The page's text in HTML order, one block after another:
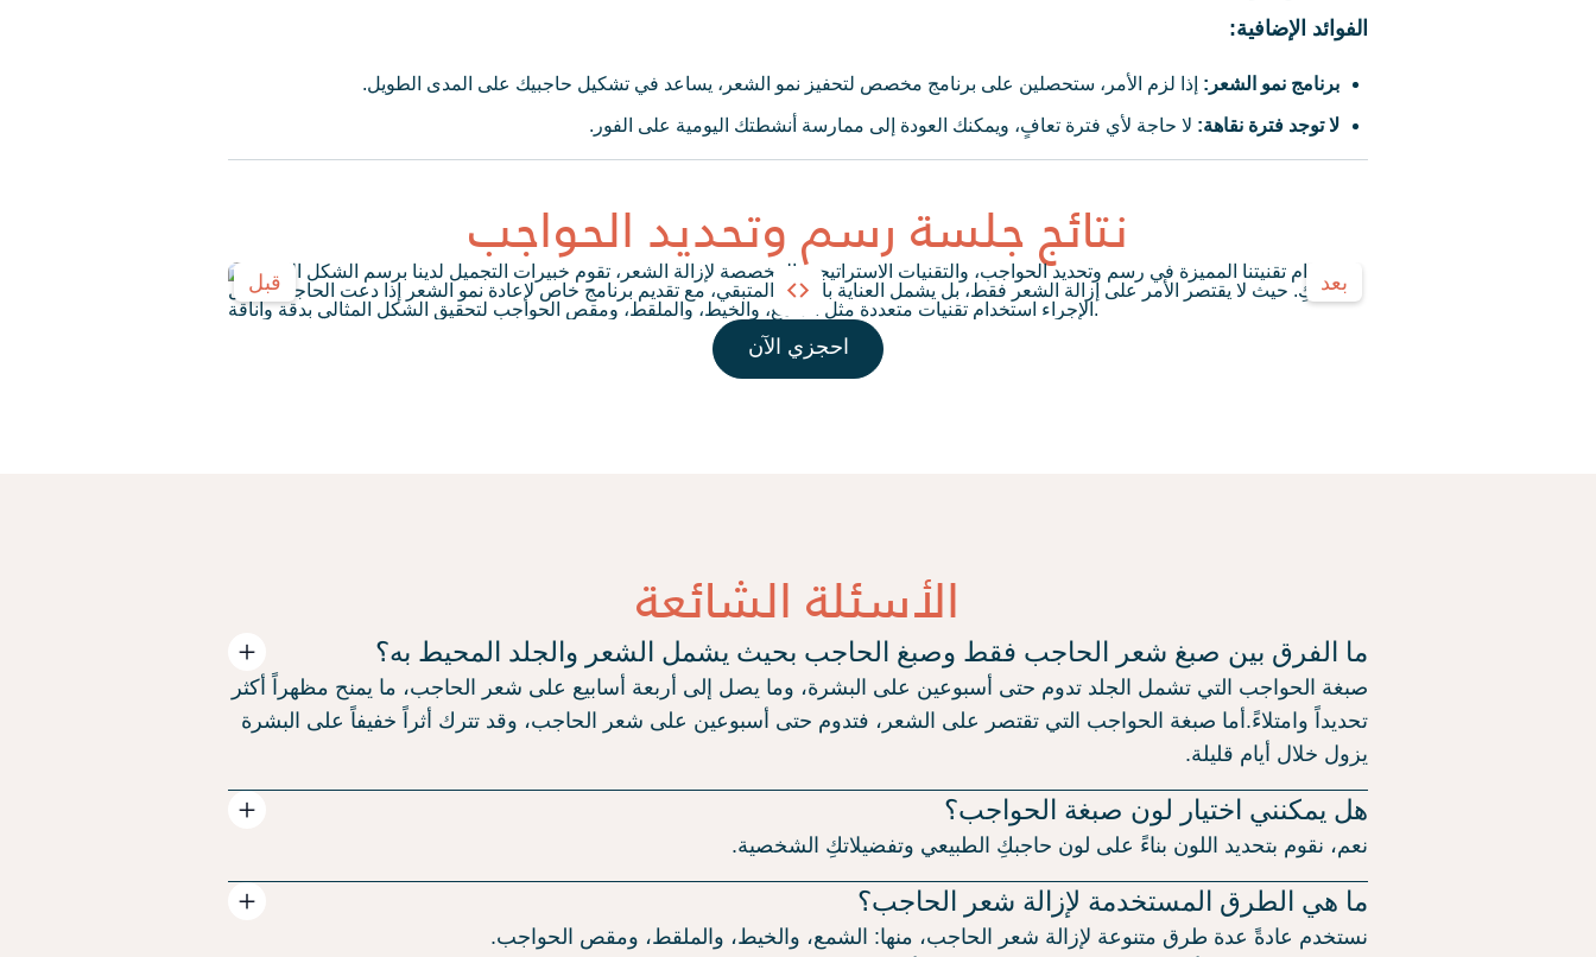
الفوائد الإضافية:
برنامج نمو الشعر: إذا لزم الأمر، ستحصلين على برنامج مخصص لتحفيز نمو الشعر، يساعد في تشكيل حاجبيك على المدى الطويل.
لا توجد فترة نقاهة: لا حاجة لأي فترة تعافٍ، ويمكنك العودة إلى ممارسة أنشطتك اليومية على الفور.
نتائج جلسة رسم وتحديد الحواجب
قبل بعد
احجزي الآن
الأسئلة الشائعة
ما الفرق بين صبغ شعر الحاجب فقط وصبغ الحاجب بحيث يشمل الشعر والجلد المحيط به؟
صبغة الحواجب التي تشمل الجلد تدوم حتى أسبوعين على البشرة، وما يصل إلى أربعة أسابيع على شعر الحاجب، ما يمنح مظهراً أكثر
تحديداً وامتلاءً.أما صبغة الحواجب التي تقتصر على الشعر، فتدوم حتى أسبوعين على شعر الحاجب، وقد تترك أثراً خفيفاً على البشرة
يزول خلال أيام قليلة.
هل يمكنني اختيار لون صبغة الحواجب؟
نعم، نقوم بتحديد اللون بناءً على لون حاجبكِ الطبيعي وتفضيلاتكِ الشخصية.
ما هي الطرق المستخدمة لإزالة شعر الحاجب؟
نستخدم عادةً عدة طرق متنوعة لإزالة شعر الحاجب، منها: الشمع، والخيط، والملقط، ومقص الحواجب.